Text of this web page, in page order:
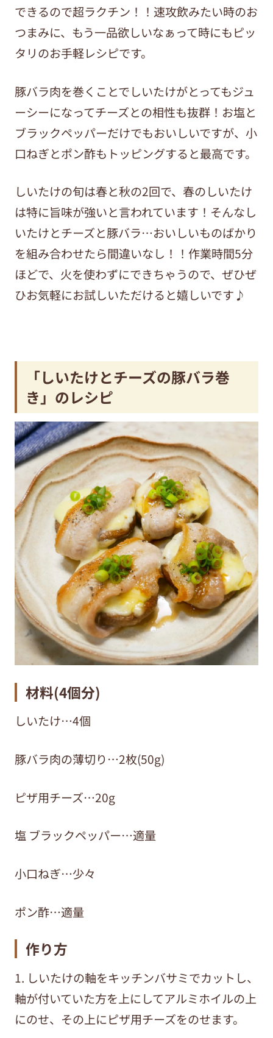
できるので超ラクチン！！速攻飲みたい時のお
つまみに、もう一品欲しいなぁって時にもピッ
タリのお手軽レシピです。
豚バラ肉を巻くことでしいたけがとってもジュ
ーシーになってチーズとの相性も抜群！お塩と
ブラックペッパーだけでもおいしいですが、小
口ねぎとポン酢もトッピングすると最高です。
しいたけの旬は春と秋の2回で、春のしいたけ
は特に旨味が強いと言われています！そんなし
いたけとチーズと豚バラ…おいしいものばかり
を組み合わせたら間違いなし！！作業時間5分
ほどで、火を使わずにできちゃうので、ぜひぜ
ひお気軽にお試しいただけると嬉しいです♪
「しいたけとチーズの豚バラ巻
き」のレシピ
材料(4個分)
しいたけ…4個
豚バラ肉の薄切り…2枚(50g)
ピザ用チーズ…20g
塩 ブラックペッパー…適量
小口ねぎ…少々
ポン酢…適量
作り方
1. しいたけの軸をキッチンバサミでカットし、
軸が付いていた方を上にしてアルミホイルの上
にのせ、その上にピザ用チーズをのせます。